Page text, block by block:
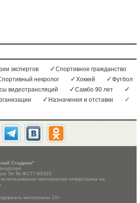
экспертов
Спортивное гражданство
некролог Хоккей
Футбол
видеотрансляций
Самбо 90 лет
Назначения и отставки
Стадион"
Эл № ФС77-65333
материалов гиперссылка на
материалы 16+